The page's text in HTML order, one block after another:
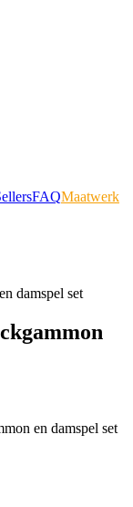
FAQMaatwerk
damspel set